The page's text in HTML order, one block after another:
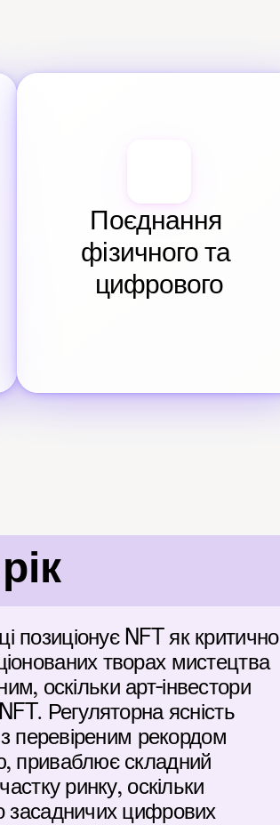
Поєднання
фізичного та
цифрового
NFT як критично
творах мистецтва
оскільки арт-інвестори
Регуляторна ясність
перевіреним рекордом
приваблює складний
ринку, оскільки
засадничих цифрових